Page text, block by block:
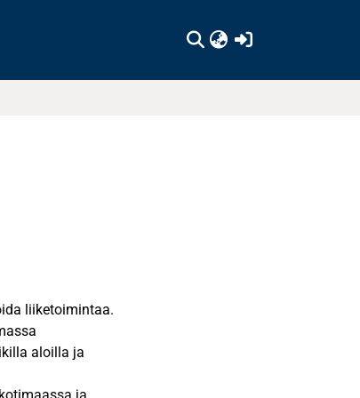
liiketoimintaa.
aloilla ja